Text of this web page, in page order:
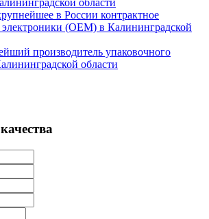
области
в России контрактное
электроники (OEM) в Калининградской
производитель упаковочного
области